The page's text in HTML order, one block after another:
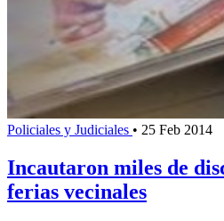
Policiales y Judiciales • 25 Feb 2014
Incautaron miles de
ferias vecinales